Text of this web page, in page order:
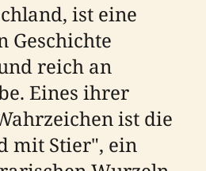
ist eine
Geschichte
reich an
Eines ihrer
ist die
mit Stier", ein